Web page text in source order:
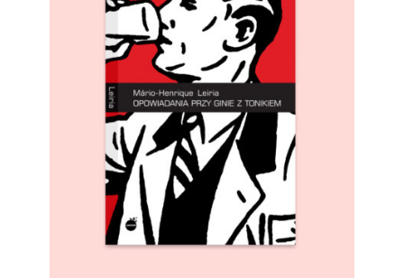
DODAJ DO KOSZYKA / SZCZEGÓŁY